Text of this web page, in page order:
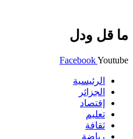
ما قل ودل
FacebookYoutube
الرئيسية
الجزائر
إقتصاد
تعليم
ثقافة
رياضة